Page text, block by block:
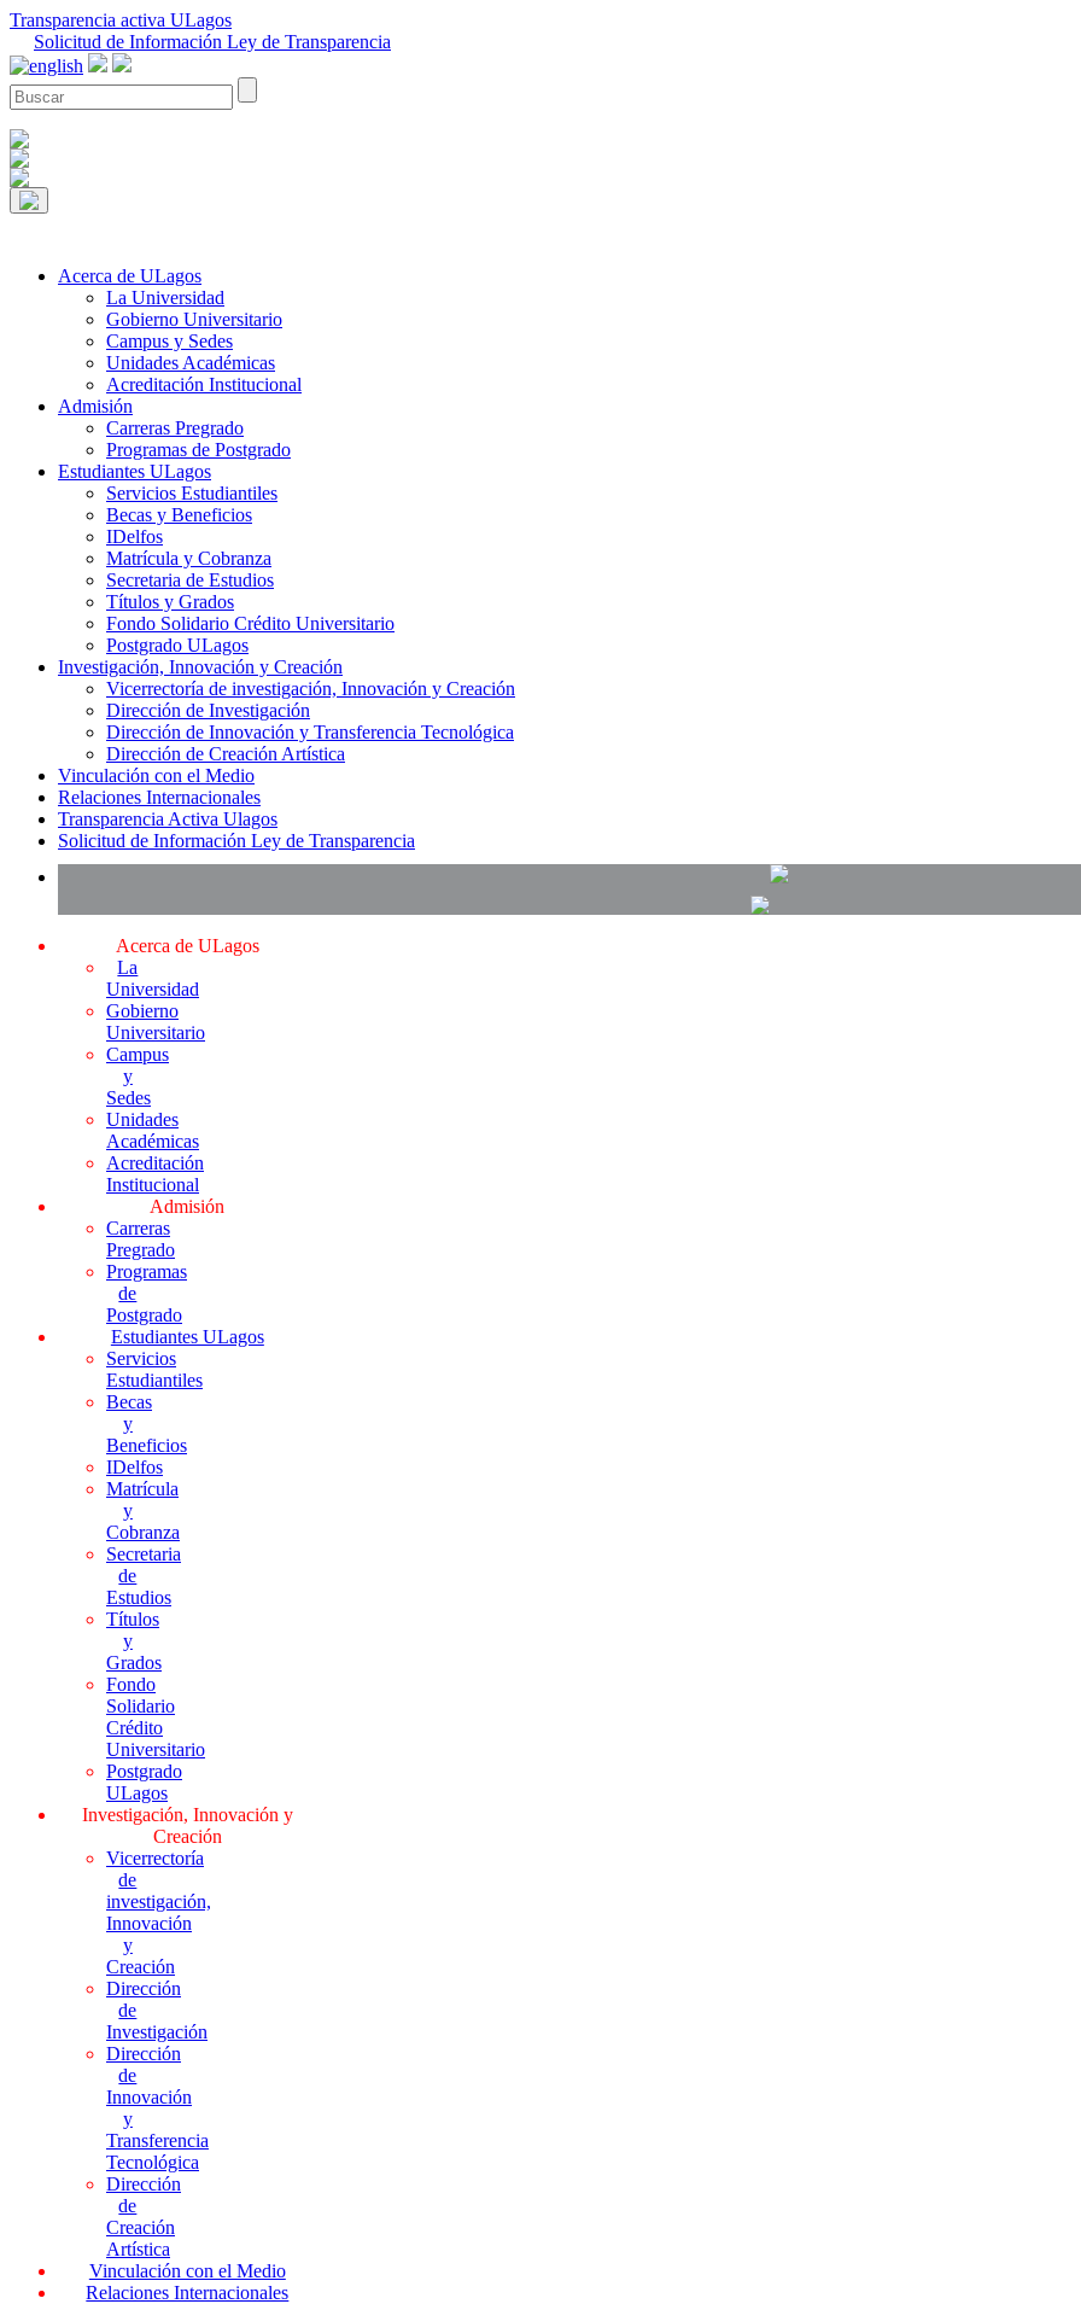
Transparencia activa ULagos
Solicitud de Información Ley de Transparencia
Acerca de ULagos
La Universidad
Gobierno Universitario
Campus y Sedes
Unidades Académicas
Acreditación Institucional
Admisión
Carreras Pregrado
Programas de Postgrado
Estudiantes ULagos
Servicios Estudiantiles
Becas y Beneficios
IDelfos
Matrícula y Cobranza
Secretaria de Estudios
Títulos y Grados
Fondo Solidario Crédito Universitario
Postgrado ULagos
Investigación, Innovación y Creación
Vicerrectoría de investigación, Innovación y Creación
Dirección de Investigación
Dirección de Innovación y Transferencia Tecnológica
Dirección de Creación Artística
Vinculación con el Medio
Relaciones Internacionales
Transparencia Activa Ulagos
Solicitud de Información Ley de Transparencia
Acerca de ULagos
La
Universidad
Gobierno
Universitario
Campus
y
Sedes
Unidades
Académicas
Acreditación
Institucional
Admisión
Carreras
Pregrado
Programas
de
Postgrado
Estudiantes ULagos
Servicios
Estudiantiles
Becas
y
Beneficios
IDelfos
Matrícula
y
Cobranza
Secretaria
de
Estudios
Títulos
y
Grados
Fondo
Solidario
Crédito
Universitario
Postgrado
ULagos
Investigación, Innovación y
Creación
Vicerrectoría
de
investigación,
Innovación
y
Creación
Dirección
de
Investigación
Dirección
de
Innovación
y
Transferencia
Tecnológica
Dirección
de
Creación
Artística
Vinculación con el Medio
Relaciones Internacionales